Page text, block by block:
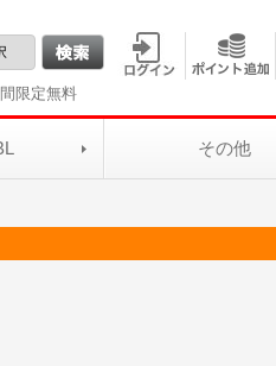
限定無料
その他